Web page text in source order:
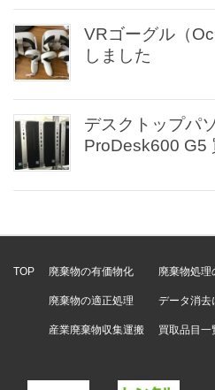
VRゴーグル（
しました
デスクトップパ
ProDesk600 G5
TOP 廃棄物の有価物化
廃棄物の適正処理
産業廃棄物収集運搬
廃棄物処理
データ消去
買取品目一